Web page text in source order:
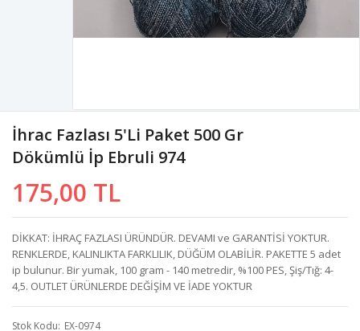
İhrac Fazlası 5'li Paket 500 Gr
Dökümlü İp Ebruli 974
175,00 TL
DİKKAT: İHRAÇ FAZLASI ÜRÜNDÜR. DEVAMI ve GARANTİSİ YOKTUR.
RENKLERDE, KALINLIKTA FARKLILIK, DÜĞÜM OLABİLİR. PAKETTE 5 adet
ip bulunur. Bir yumak, 100 gram - 140 metredir, %100 PES, Şiş/Tığ: 4-
4,5. OUTLET ÜRÜNLERDE DEĞİŞİM VE İADE YOKTUR
Stok Kodu EX-0974